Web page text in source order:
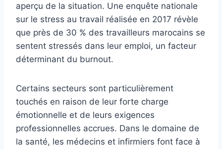
aperçu de la situation. Une enquête nationale
sur le stress au travail réalisée en 2017 révèle
que près de 30 % des travailleurs marocains se
sentent stressés dans leur emploi, un facteur
déterminant du burnout.
Certains secteurs sont particulièrement
touchés en raison de leur forte charge
émotionnelle et de leurs exigences
professionnelles accrues. Dans le domaine de
la santé, les médecins et infirmiers font face à